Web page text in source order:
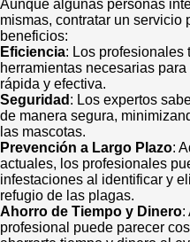
Aunque algunas personas
mismas, contratar un servicio
beneficios:
Eficiencia: Los profesionales
herramientas necesarias
rápida y efectiva.
Seguridad : Los expertos
de manera segura,
las mascotas.
Prevención a Largo Plazo:
actuales, los profesionales
infestaciones al identificar y
refugio de las plagas.
Ahorro de Tiempo y Dinero:
profesional puede parecer